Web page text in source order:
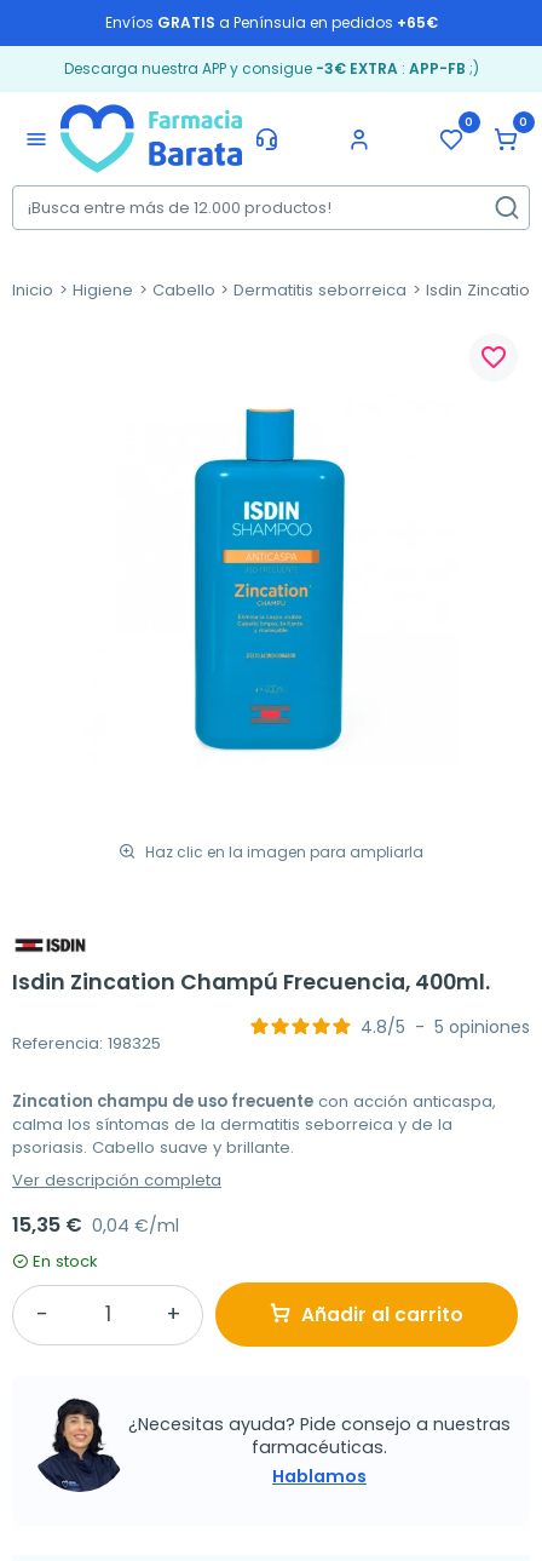
Envíos GRATIS a Península en pedidos +65€
Descarga nuestra APP y consigue -3€ EXTRA: APP-FB ;)
menu
0 0
Inicio Higiene Cabello Dermatitis seborreica Isdin
Haz clic en la imagen para ampliarla
favorite_border
Isdin Zincation Champú Frecuencia, 400ml.
Referencia: 198325
4.8/5 - 5 opiniones
Zincation champu de uso frecuente con acción anticaspa,
calma los síntomas de la dermatitis seborreica y de la
psoriasis. Cabello suave y brillante.
Ver descripción completa
15,35 € 0,04 €/ml
En stock
Añadir al carrito
¿Necesitas ayuda? Pide consejo a nuestras
farmacéuticas.
Hablamos